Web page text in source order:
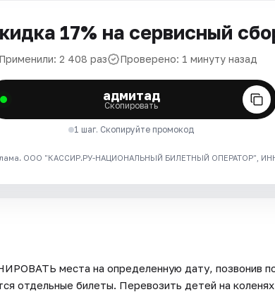
17% на сервисный
Применили: 2 408 раз Проверено: 1 минуту назад
адмитад
Скопировать
1 шаг. Скопируйте промокод
ООО "КАССИР.РУ-НАЦИОНАЛЬНЫЙ БИЛЕТНЫЙ ОПЕРАТОР", ИНН:
места на определенную дату, позвонив
отдельные билеты. Перевозить детей на коленях